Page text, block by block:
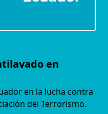
en
en la lucha contra
del Terrorismo.